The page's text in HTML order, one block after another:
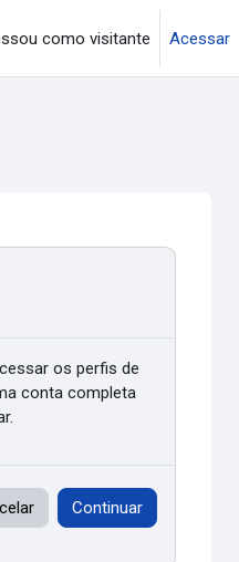
como visitante Acessar
os perfis de
conta completa
Continuar